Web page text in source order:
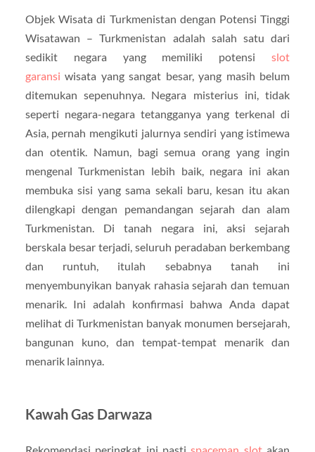
Objek Wisata di Turkmenistan dengan Potensi Tinggi
Wisatawan – Turkmenistan adalah salah satu dari
sedikit negara yang memiliki potensislot
garansi wisata yang sangat besar, yang masih belum
ditemukan sepenuhnya. Negara misterius ini, tidak
seperti negara-negara tetangganya yang terkenal di
Asia, pernah mengikuti jalurnya sendiri yang istimewa
dan otentik. Namun, bagi semua orang yang ingin
mengenal Turkmenistan lebih baik, negara ini akan
membuka sisi yang sama sekali baru, kesan itu akan
dilengkapi dengan pemandangan sejarah dan alam
Turkmenistan. Di tanah negara ini, aksi sejarah
berskala besar terjadi, seluruh peradaban berkembang
dan runtuh, itulah sebabnya tanah ini
menyembunyikan banyak rahasia sejarah dan temuan
menarik. Ini adalah konfirmasi bahwa Anda dapat
melihat di Turkmenistan banyak monumen bersejarah,
bangunan kuno, dan tempat-tempat menarik dan
menarik lainnya.
Kawah Gas Darwaza